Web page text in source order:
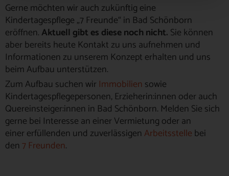
Gerne möchten wir auch zukünftig eine
Kindertagespflege „7 Freunde“ in Bad Schönborn
eröffnen.Aktuell gibt es diese noch nicht. Sie können
aber bereits heute Kontakt zu uns aufnehmen und
Informationen zu unserem Konzept erhalten und uns
beim Aufbau unterstützen.
Zum Aufbau suchen wir Immobilien sowie
Kindertagespflegepersonen, Erzieherin:innen oder auch
Quereinsteiger:innen in Bad Schönborn. Melden Sie sich
gerne bei Interesse an einer Vermietung oder an
einer erfüllenden und zuverlässigen Arbeitsstelle bei
den 7 Freunden.